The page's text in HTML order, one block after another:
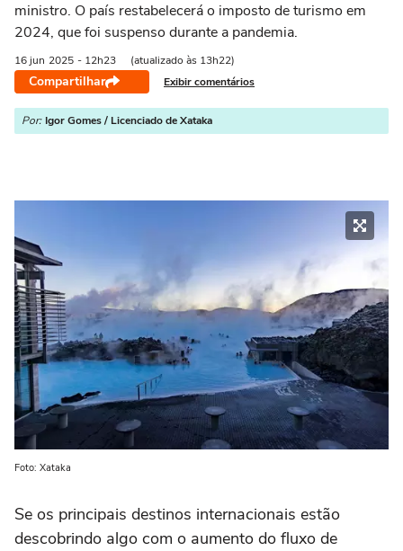
ministro. O país restabelecerá o imposto de turismo em
2024, que foi suspenso durante a pandemia.
16 jun 2025 - 12h23 (atualizado às 13h22)
Compartilhar Exibir comentários
Por: Igor Gomes / Licenciado de Xataka
Foto: Xataka
Se os principais destinos internacionais estão
descobrindo algo com o aumento do fluxo de